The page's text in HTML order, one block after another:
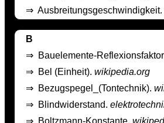
⇒ Ausbreitungsgeschwindigkeit.
B
⇒ Bauelemente-
⇒ Bel (Einheit). wikipedia.org
⇒ Bezugspegel_(Tontechnik).
⇒ Blindwiderstand.
⇒ Boltzmann-Konstante.